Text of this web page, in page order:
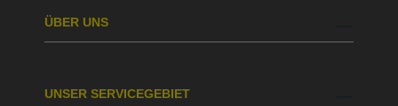
ÜBER UNS
UNSER SERVICEGEBIET